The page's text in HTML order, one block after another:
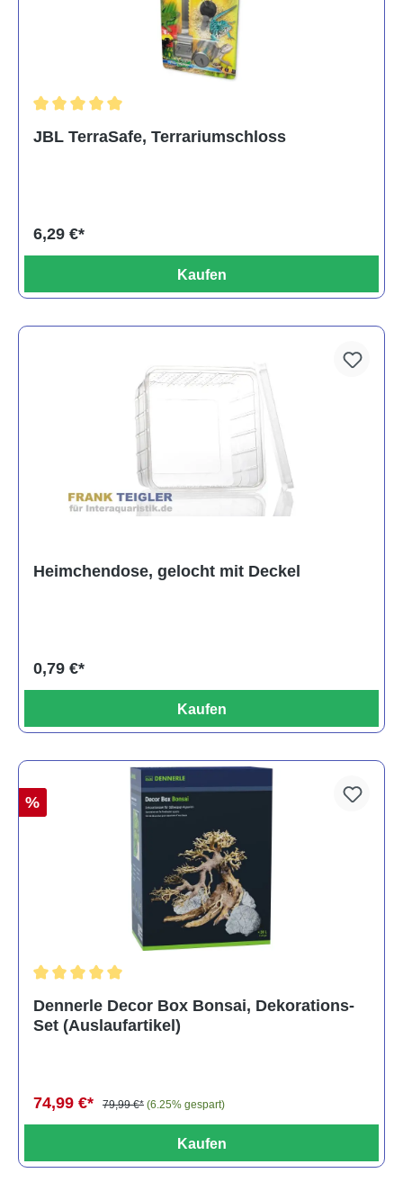
JBL TerraSafe, Terrariumschloss
6,29 €*
Kaufen
Heimchendose, gelocht mit Deckel
0,79 €*
Kaufen
%
Dennerle Decor Box Bonsai, Dekorations-
Set (Auslaufartikel)
74,99 €* 79,99 €* (6.25% gespart)
Kaufen